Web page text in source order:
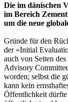
Die im dänischen
im Bereich
um die neue
Gründe für den
der »Initial
auch von Seiten
Advisory
worden; selbst die
kann kein
Öffentlichkeit dürfte